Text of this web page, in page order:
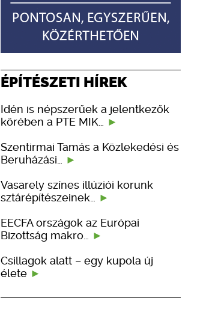
ÉPÍTÉSZETI HÍREK
Idén is népszerűek a jelentkezők
körében a PTE MIK…
Szentirmai Tamás a Közlekedési és
Beruházási…
Vasarely színes illúziói korunk
sztárépítészeinek…
EECFA országok az Európai
Bizottság makro…
Csillagok alatt – egy kupola új
élete